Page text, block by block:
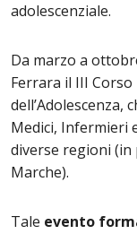
adolescenziale.
Da marzo a
Ferrara il III
dell’Adolescenza,
Medici, Infermieri
diverse regioni (in
Marche).
Tale evento